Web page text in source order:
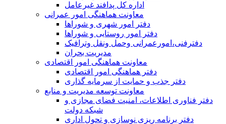
اداره کل پدافند غیرعامل
معاونت هماهنگی امور عمرانی
دفتر امور شهری و شوراها
دفتر امور روستایی و شوراها
دفترفنی،امورعمرانی وحمل ونقل وترافيک
مدیریت بحران
معاونت هماهنگی امور اقتصادی
دفتر هماهنگی امور اقتصادی
دفتر جذب و حمایت از سرمایه گذاری
معاونت توسعه مدیریت و منابع
دفتر فناوری اطلاعات، امنیت فضای مجازی و
شبکه دولت
دفتر برنامه ریزی نوسازی و تحول اداری